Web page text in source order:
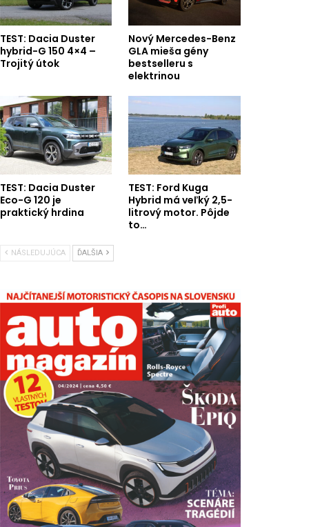
TEST: Dacia Duster
hybrid-G 150 4×4 –
Trojitý útok
Nový Mercedes-Benz
GLA mieša gény
bestselleru s
elektrinou
TEST: Dacia Duster
Eco-G 120 je
praktický hrdina
TEST: Ford Kuga
Hybrid má veľký 2,5-
litrový motor. Pôjde
to…
NÁSLEDUJÚCA ĎALŠIA